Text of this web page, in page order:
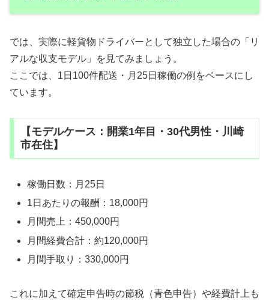
では、実際に軽貨物ドライバーとして独立した場合の「リ
アルな収支モデル」を見てみましょう。
ここでは、1日100件配送・月25日稼働の例をベースにし
ています。
【モデルケース：開業1年目・30代男性・川崎
市在住】
稼働日数：月25日
1日あたりの報酬：18,000円
月間売上：450,000円
月間経費合計：約120,000円
月間手取り：330,000円
これに加えて確定申告時の節税（青色申告）や経費計上も